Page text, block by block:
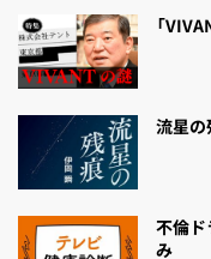
「
流星の
不倫
み